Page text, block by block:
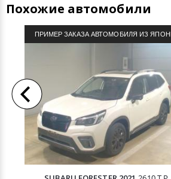
Похожие автомобили
ПРИМЕР ЗАКАЗА АВТОМОБИЛЯ ИЗ